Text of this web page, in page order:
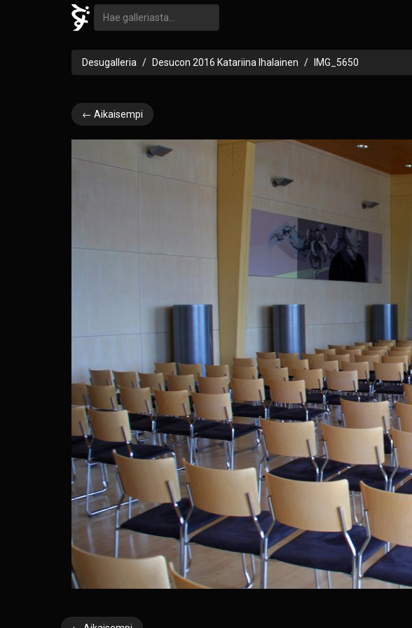
Desugalleria Desucon 2016 Katariina Ihalainen IMG_5650
← Aikaisempi